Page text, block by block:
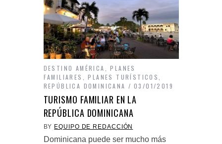
DESTINO AMÉRICA ,PLANES
FAMILIARES
,PLANES TURÍSTICOS
REPÚBLICA DOMINICANA
03/01/2019
TURISMO FAMILIAR EN LA
REPÚBLICA DOMINICANA
BY EQUIPO DE REDACCIÓN
Dominicana puede ser mucho más